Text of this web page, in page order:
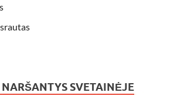
SVETAINĖJE